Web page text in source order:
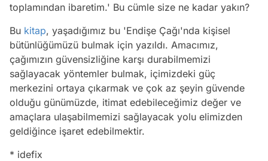
toplamından ibaretim.' Bu cümle size ne kadar yakın?
Bu kitap, yaşadığımız bu 'Endişe Çağı'nda kişisel
bütünlüğümüzü bulmak için yazıldı. Amacımız,
çağımızın güvensizliğine karşı durabilmemizi
sağlayacak yöntemler bulmak, içimizdeki güç
merkezini ortaya çıkarmak ve çok az şeyin güvende
olduğu günümüzde, itimat edebileceğimiz değer ve
amaçlara ulaşabilmemizi sağlayacak yolu elimizden
geldiğince işaret edebilmektir.
* idefix